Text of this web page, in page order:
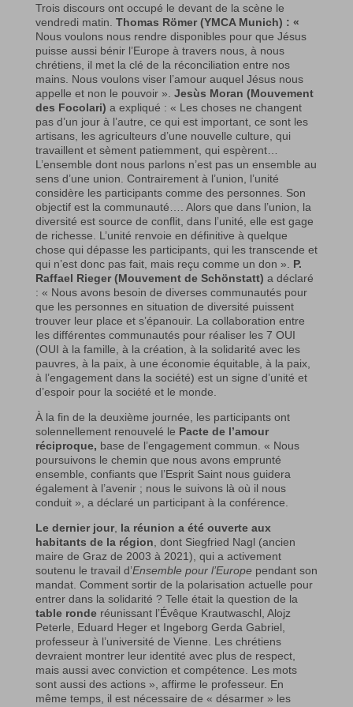
Trois discours ont occupé le devant de la scène le
vendredi matin. Thomas Römer (YMCA Munich) : «
Nous voulons nous rendre disponibles pour que Jésus
puisse aussi bénir l’Europe à travers nous, à nous
chrétiens, il met la clé de la réconciliation entre nos
mains. Nous voulons viser l’amour auquel Jésus nous
appelle et non le pouvoir ». Jesùs Moran (Mouvement
des Focolari) a expliqué : « Les choses ne changent
pas d’un jour à l’autre, ce qui est important, ce sont les
artisans, les agriculteurs d’une nouvelle culture, qui
travaillent et sèment patiemment, qui espèrent…
L’ensemble dont nous parlons n’est pas un ensemble au
sens d’une union. Contrairement à l’union, l’unité
considère les participants comme des personnes. Son
objectif est la communauté…. Alors que dans l’union, la
diversité est source de conflit, dans l’unité, elle est gage
de richesse. L’unité renvoie en définitive à quelque
chose qui dépasse les participants, qui les transcende et
qui n’est donc pas fait, mais reçu comme un don ». P.
Raffael Rieger (Mouvement de Schönstatt) a déclaré
: « Nous avons besoin de diverses communautés pour
que les personnes en situation de diversité puissent
trouver leur place et s’épanouir. La collaboration entre
les différentes communautés pour réaliser les 7 OUI
(OUI à la famille, à la création, à la solidarité avec les
pauvres, à la paix, à une économie équitable, à la paix,
à l’engagement dans la société) est un signe d’unité et
d’espoir pour la société et le monde.
À la fin de la deuxième journée, les participants ont
solennellement renouvelé le Pacte de l’amour
réciproque, base de l’engagement commun. « Nous
poursuivons le chemin que nous avons emprunté
ensemble, confiants que l’Esprit Saint nous guidera
également à l’avenir ; nous le suivons là où il nous
conduit », a déclaré un participant à la conférence.
Le dernier jour, la réunion a été ouverte aux
habitants de la région , dont Siegfried Nagl (ancien
maire de Graz de 2003 à 2021), qui a activement
soutenu le travail d’Ensemble pour l’Europependant son
mandat. Comment sortir de la polarisation actuelle pour
entrer dans la solidarité ? Telle était la question de la
table ronderéunissant l’Évêque Krautwaschl, Alojz
Peterle, Eduard Heger et Ingeborg Gerda Gabriel,
professeur à l’université de Vienne. Les chrétiens
devraient montrer leur identité avec plus de respect,
mais aussi avec conviction et compétence. Les mots
sont aussi des actions », affirme le professeur. En
même temps, il est nécessaire de « désarmer » les